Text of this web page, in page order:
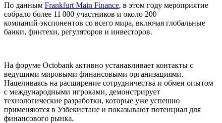
По данным Frankfurt Main Finance, в этом году мероприятие
собрало более 11 000 участников и около 200
компаний‑экспонентов со всего мира, включая глобальные
банки, финтехи, регуляторов и инвесторов.
На форуме Octobank активно устанавливает контакты с
ведущими мировыми финансовыми организациями.
Нацеливаясь на расширение сотрудничества и обмен опытом
с международными игроками, демонстрирует
технологические разработки, которые уже успешно
применяются в Узбекистане и показывают потенциал для
финансового рынка.